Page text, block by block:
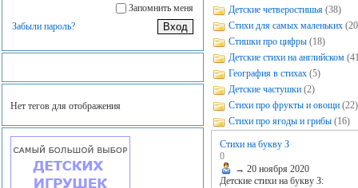
Запомнить меня
Забыли пароль?
Нет тегов для отображения
Детские четверостишья (38)
Стихи для самых маленьких
Стишки про цифры (18)
Детские стихи на английском
География в стихах (5)
Детские частушки (2)
Стихи про фрукты и овощи (22)
Стихи про ягоды и грибы (16)
Стихи на букву З
0
→ 20 ноября 2020
Детские стихи на букву З: